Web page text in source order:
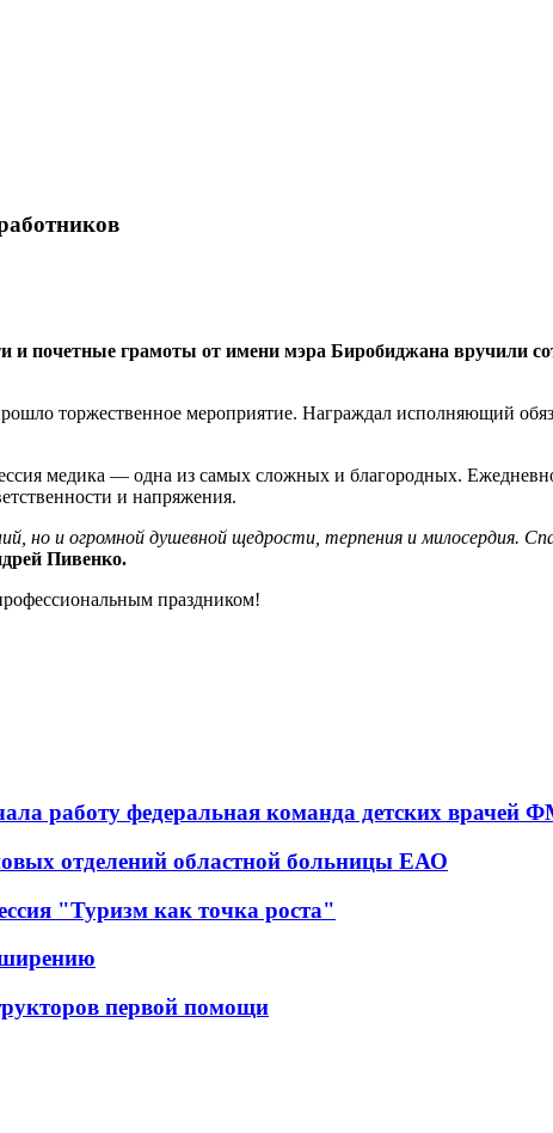
грамоты от имени мэра Биробиджана вручили
торжественное мероприятие. Награждал исполняющий
медика — одна из самых сложных и благородных.
и напряжения.
но и огромной душевной щедрости, терпения и милосердия.
Пивенко.
праздником!
работу федеральная команда детских врачей
отделений областной больницы ЕАО
"Туризм как точка роста"
первой помощи